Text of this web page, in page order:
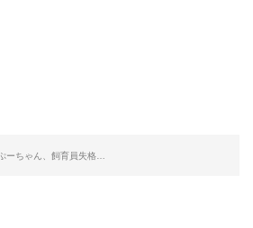
ぷーちゃん、飼育員失格…